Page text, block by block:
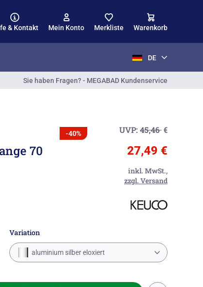
& Kontakt Mein Konto Merkliste Warenkorb
DE
Sie haben Fragen? - MEGABAD Kundenservice
70
-40% UVP: 45,46€
27,49 €
inkl. MwSt.,
zzgl. Versand
Variation
aluminium silber eloxiert